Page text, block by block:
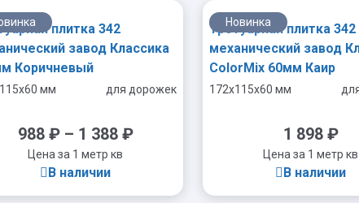
плитка 342
завод Классика
Коричневый
мм для дорожек
988 ₽– 1 388 ₽
Цена за 1 метр кв
В наличии
Новинка
Тротуарная плитка 342
механический завод
ColorMix 60мм Каир
172x115x60 мм
1 898 ₽
Цена за 1 метр кв
В наличии